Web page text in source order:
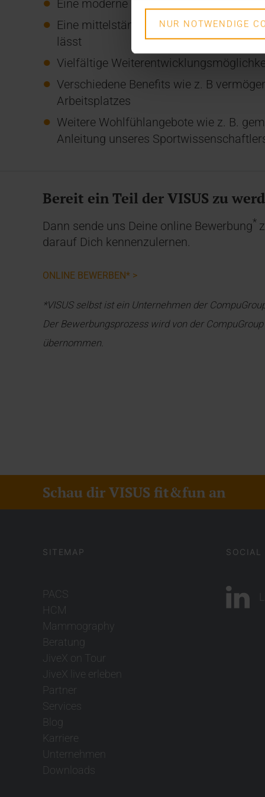
NUR NOTWENDIGE
Eine moderne Unternehmenskultur,
Eine mittelständische
lässt
Vielfältige
Verschiedene Benefits wie z. B
Arbeitsplatzes
Weitere Wohlfühlangebote wie z. B.
Anleitung unseres
Bereit ein Teil der VISUS zu
Dann sende uns Deine online Bewerbung*
darauf Dich kennenzulernen.
ONLINE BEWERBEN* >
*VISUS selbst ist ein Unternehmen der
Der Bewerbungsprozess wird von der CompuGroup
übernommen.
Schau dir VISUS fit&fun an
SITEMAP
PACS
HCM
Mammography
Beratung
JiveX on Tour
JiveX live erleben
Partner
Services
Blog
Karriere
Unternehmen
Downloads
SOCIAL